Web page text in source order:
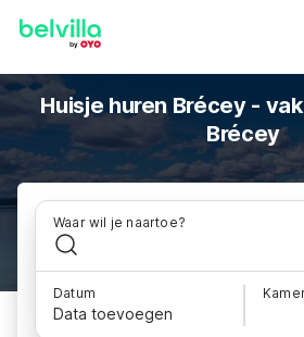
Huisje huren Brécey -
Brécey
Waar wil je naartoe?
Datum
Data toevoegen